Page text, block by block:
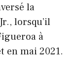
la
lorsqu’il
à
en mai 2021.